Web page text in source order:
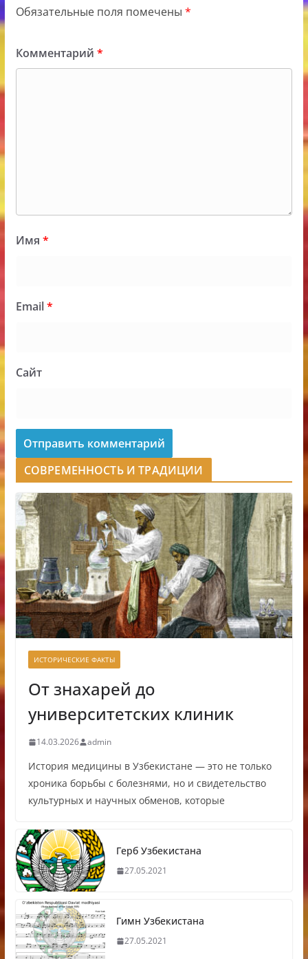
Обязательные поля помечены *
Комментарий *
Имя *
Email*
Сайт
СОВРЕМЕННОСТЬ И ТРАДИЦИИ
ИСТОРИЧЕСКИЕ ФАКТЫ
От знахарей до
университетских клиник
14.03.2026 admin
История медицины в Узбекистане — это не только
хроника борьбы с болезнями, но и свидетельство
культурных и научных обменов, которые
Герб Узбекистана
27.05.2021
Гимн Узбекистана
27.05.2021